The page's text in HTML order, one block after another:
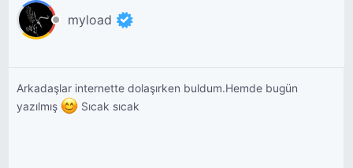
myload
Arkadaşlar internette dolaşırken buldum.Hemde bugün
yazılmış
Sıcak sıcak